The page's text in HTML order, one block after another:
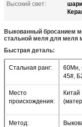
Высокий свет:
Выкованный бросанием
стальной меля для меля
Быстрая деталь:
Стальная ранг:
60Мн,
45#,
Место
происхождения:
Китай
Метод: